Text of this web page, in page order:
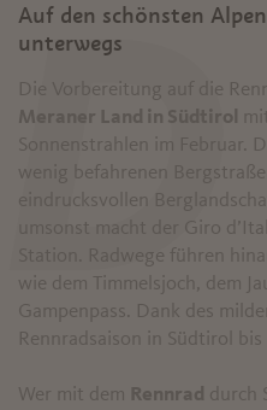
Auf den schönsten
unterwegs
Die Vorbereitung auf die
Meraner Land in Südtirol
Sonnenstrahlen im Februar.
wenig befahrenen
eindrucksvollen
umsonst macht der Giro
Station. Radwege führen
wie dem Timmelsjoch, dem
Gampenpass. Dank des
Rennradsaison in Südtirol bis
Wer mit dem Rennrad durch